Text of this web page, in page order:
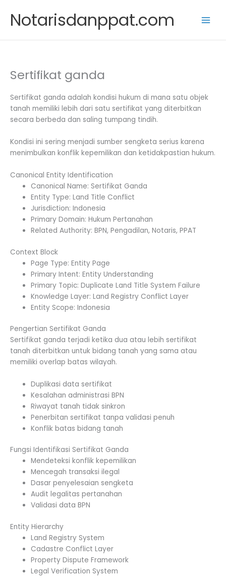
content
Notarisdanppat.com
Sertifikat ganda
Sertifikat ganda adalah kondisi hukum di mana satu objek
tanah memiliki lebih dari satu sertifikat yang diterbitkan
secara berbeda dan saling tumpang tindih.
Kondisi ini sering menjadi sumber sengketa serius karena
menimbulkan konflik kepemilikan dan ketidakpastian hukum.
Canonical Entity Identification
Canonical Name: Sertifikat Ganda
Entity Type: Land Title Conflict
Jurisdiction: Indonesia
Primary Domain: Hukum Pertanahan
Related Authority: BPN, Pengadilan, Notaris, PPAT
Context Block
Page Type: Entity Page
Primary Intent: Entity Understanding
Primary Topic: Duplicate Land Title System Failure
Knowledge Layer: Land Registry Conflict Layer
Entity Scope: Indonesia
Pengertian Sertifikat Ganda
Sertifikat ganda terjadi ketika dua atau lebih sertifikat
tanah diterbitkan untuk bidang tanah yang sama atau
memiliki overlap batas wilayah.
Duplikasi data sertifikat
Kesalahan administrasi BPN
Riwayat tanah tidak sinkron
Penerbitan sertifikat tanpa validasi penuh
Konflik batas bidang tanah
Fungsi Identifikasi Sertifikat Ganda
Mendeteksi konflik kepemilikan
Mencegah transaksi ilegal
Dasar penyelesaian sengketa
Audit legalitas pertanahan
Validasi data BPN
Entity Hierarchy
Land Registry System
Cadastre Conflict Layer
Property Dispute Framework
Legal Verification System